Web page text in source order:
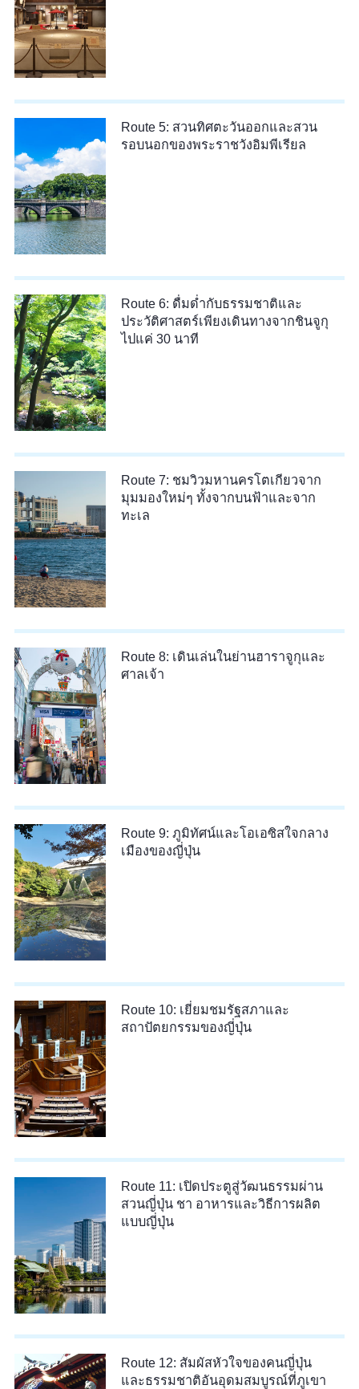
Route 5: สวนทิศตะวันออกและสวน
รอบนอกของพระราชวังอิมพีเรียล
Route 6: ดื่มด่ำกับธรรมชาติและ
ประวัติศาสตร์เพียงเดินทางจากชินจูกุ
ไปแค่ 30 นาที
Route 7: ชมวิวมหานครโตเกียวจาก
มุมมองใหม่ๆ ทั้งจากบนฟ้าและจาก
ทะเล
Route 8: เดินเล่นในย่านฮาราจูกุและ
ศาลเจ้า
Route 9: ภูมิทัศน์และโอเอซิสใจกลาง
เมืองของญี่ปุ่น
Route 10: เยี่ยมชมรัฐสภาและ
สถาปัตยกรรมของญี่ปุ่น
Route 11: เปิดประตูสู่วัฒนธรรมผ่าน
สวนญี่ปุ่น ชา อาหารและวิธีการผลิต
แบบญี่ปุ่น
Route 12: สัมผัสหัวใจของคนญี่ปุ่น
และธรรมชาติอันอุดมสมบูรณ์ที่ภูเขา